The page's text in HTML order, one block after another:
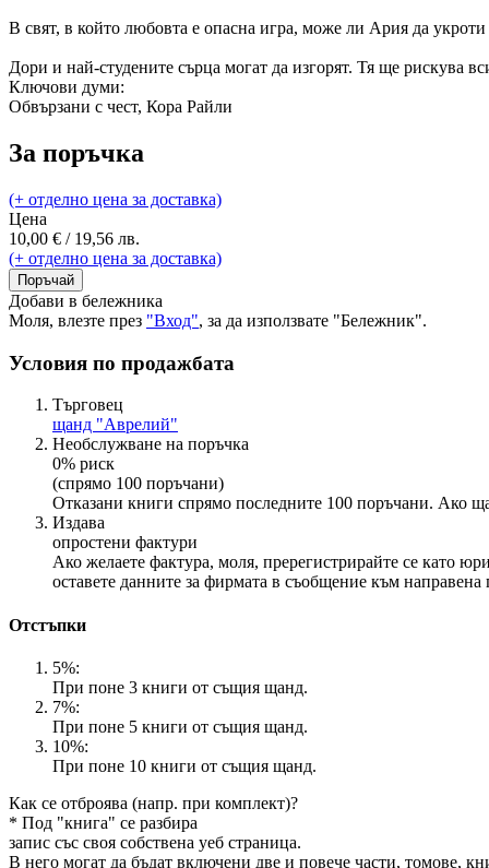
В свят, в който любовта е опасна игра, може ли Ария да
Дори и най-студените сърца могат да изгорят. Тя ще рискува
Ключови думи:
Обвързани с чест, Кора Райли
За поръчка
(+ отделно цена за доставка)
Цена
10,00 € / 19,56 лв.
(+ отделно цена за доставка)
Поръчай
Добави в бележника
Моля, влезте през "Вход", за да използвате "Бележник".
Условия по продажбата
Търговец
щанд "Аврелий"
Необслужване на поръчка
0% риск
(спрямо 100 поръчани)
Отказани книги спрямо последните 100 поръчани. Ако
Издава
опростени фактури
Ако желаете фактура, моля, пререгистрирайте се като
оставете данните за фирмата в съобщение към направена
Отстъпки
5%:
При поне 3 книги от същия щанд.
7%:
При поне 5 книги от същия щанд.
10%:
При поне 10 книги от същия щанд.
Как се отброява (напр. при комплект)?
* Под "книга" се разбира
запис със своя собствена уеб страница.
В него могат да бъдат включени две и повече части, томове,